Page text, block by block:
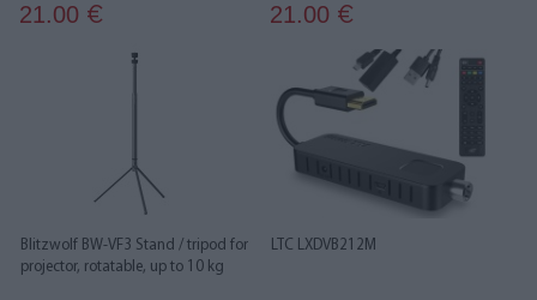
21.00 € 21.00 €
Blitzwolf BW-VF3 Stand / tripod for
projector, rotatable, up to 10 kg
LTC LXDVB212M